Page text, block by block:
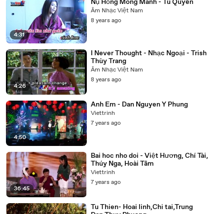
4:31
Nụ Hồng Mong Manh - Tú Quyên
Âm Nhạc Việt Nam
8 years ago
4:26
I Never Thought - Nhạc Ngoại - Trish
Thùy Trang
Âm Nhạc Việt Nam
8 years ago
4:50
Anh Em - Dan Nguyen Y Phung
Viettrinh
7 years ago
36:45
Bai hoc nho doi - Việt Hương, Chí Tài,
Thúy Nga, Hoài Tâm
Viettrinh
7 years ago
Tu Thien- Hoai linh,Chi tai,Trung